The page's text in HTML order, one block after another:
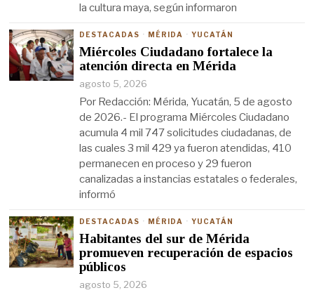
la cultura maya, según informaron
DESTACADAS · MÉRIDA · YUCATÁN
Miércoles Ciudadano fortalece la
atención directa en Mérida
agosto 5, 2026
Por Redacción: Mérida, Yucatán, 5 de agosto
de 2026.- El programa Miércoles Ciudadano
acumula 4 mil 747 solicitudes ciudadanas, de
las cuales 3 mil 429 ya fueron atendidas, 410
permanecen en proceso y 29 fueron
canalizadas a instancias estatales o federales,
informó
DESTACADAS · MÉRIDA · YUCATÁN
Habitantes del sur de Mérida
promueven recuperación de espacios
públicos
agosto 5, 2026